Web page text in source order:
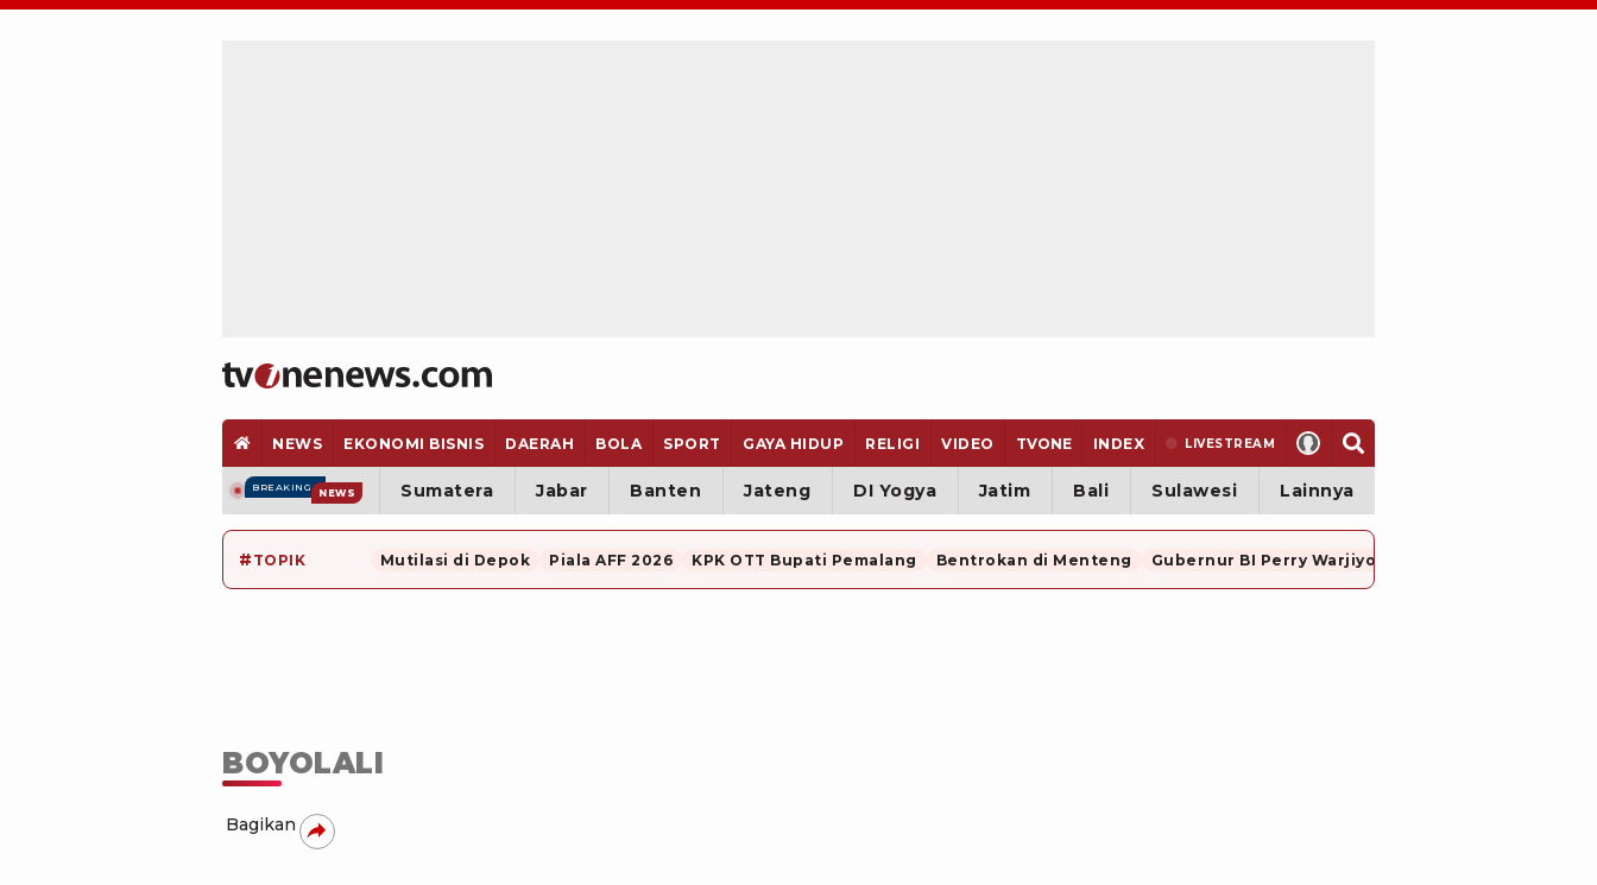
NEWS EKONOMI BISNIS DAERAH BOLA SPORT GAYA HIDUP RELIGI VIDEO TVONE INDEX LIVESTREAM
BREAKING NEWS Sumatera Jabar Banten Jateng DI Yogya Jatim Bali Sulawesi Lainnya
# TOPIK Mutilasi di Depok Piala AFF 2026 KPK OTT Bupati Pemalang Bentrokan di Menteng Gubernur BI Perry Warjiyo Mundur
BOYOLALI
Bagikan